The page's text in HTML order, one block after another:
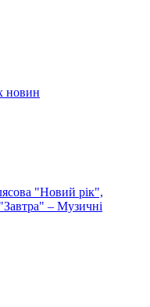
новин
"Новий рік",
– Музичні